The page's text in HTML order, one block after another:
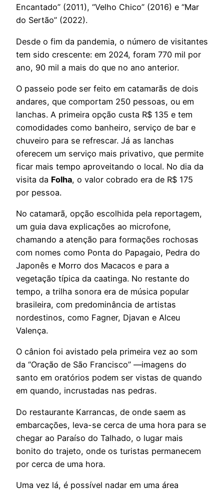
Encantado” (2011), “Velho Chico” (2016) e “Mar
do Sertão” (2022).
Desde o fim da pandemia, o número de visitantes
tem sido crescente: em 2024, foram 770 mil por
ano, 90 mil a mais do que no ano anterior.
O passeio pode ser feito em catamarãs de dois
andares, que comportam 250 pessoas, ou em
lanchas. A primeira opção custa R$ 135 e tem
comodidades como banheiro, serviço de bar e
chuveiro para se refrescar. Já as lanchas
oferecem um serviço mais privativo, que permite
ficar mais tempo aproveitando o local. No dia da
visita da Folha, o valor cobrado era de R$ 175
por pessoa.
No catamarã, opção escolhida pela reportagem,
um guia dava explicações ao microfone,
chamando a atenção para formações rochosas
com nomes como Ponta do Papagaio, Pedra do
Japonês e Morro dos Macacos e para a
vegetação típica da caatinga. No restante do
tempo, a trilha sonora era de música popular
brasileira, com predominância de artistas
nordestinos, como Fagner, Djavan e Alceu
Valença.
O cânion foi avistado pela primeira vez ao som
da “Oração de São Francisco” —imagens do
santo em oratórios podem ser vistas de quando
em quando, incrustadas nas pedras.
Do restaurante Karrancas, de onde saem as
embarcações, leva-se cerca de uma hora para se
chegar ao Paraíso do Talhado, o lugar mais
bonito do trajeto, onde os turistas permanecem
por cerca de uma hora.
Uma vez lá, é possível nadar em uma área